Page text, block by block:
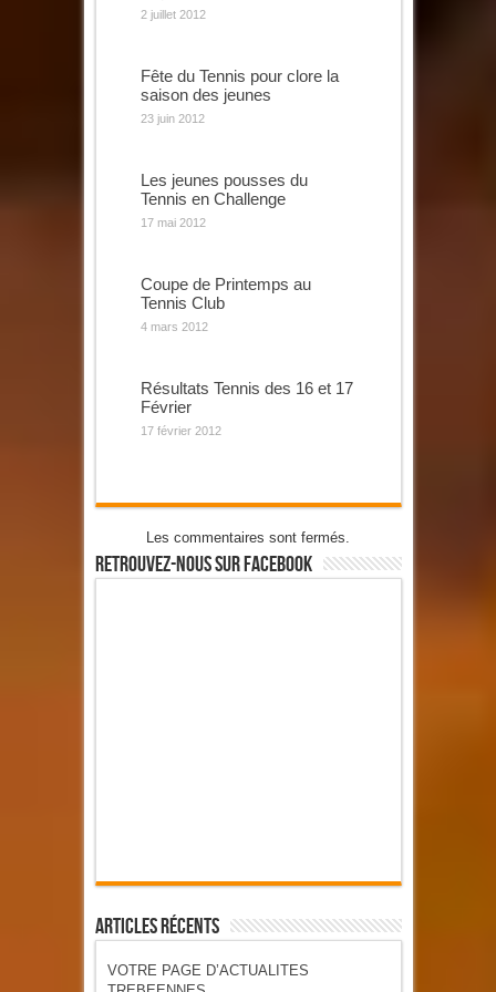
2 juillet 2012
Fête du Tennis pour clore la
saison des jeunes
23 juin 2012
Les jeunes pousses du
Tennis en Challenge
17 mai 2012
Coupe de Printemps au
Tennis Club
4 mars 2012
Résultats Tennis des 16 et 17
Février
17 février 2012
Les commentaires sont fermés.
Retrouvez-Nous Sur Facebook
Articles Récents
VOTRE PAGE D’ACTUALITES